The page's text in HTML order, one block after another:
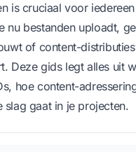
is cruciaal voor
bestanden uploadt,
of content-
Deze gids legt alles uit
hoe content-
slag gaat in je projecten.